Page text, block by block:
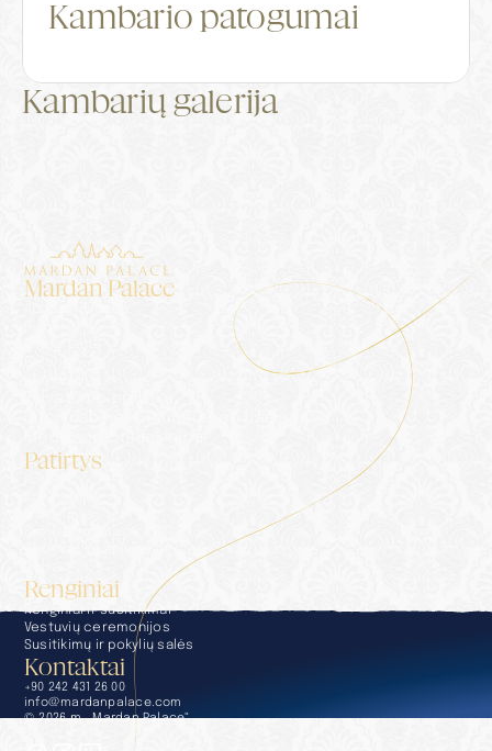
Kambario patogumai
Kambarių galerija
Mardan Palace
Patirtys
Renginiai
Renginiai ir susitikimai
Vestuvių ceremonijos
Susitikimų ir pokylių salės
Kontaktai
+90 242 431 26 00
info@mardanpalace.com
© 2026 m. „Mardan Palace“